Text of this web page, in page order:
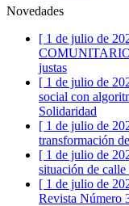
Novedades
[ 1 de julio de
justas
[ 1 de julio de
social con
Solidaridad
[ 1 de julio de
transformación
[ 1 de julio de
situación de calle
[ 1 de julio de
Revista Número